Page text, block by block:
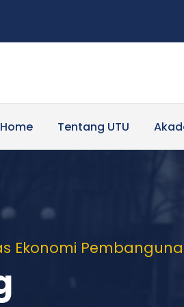
Home Tentang UTU
Ekonomi